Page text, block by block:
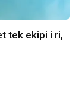
tek ekipi i ri,